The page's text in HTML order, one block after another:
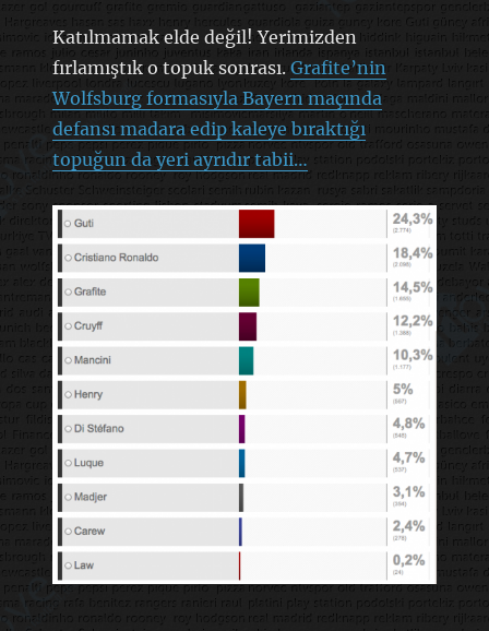
Katılmamak elde değil! Yerimizden
fırlamıştık o topuk sonrası. Grafite’nin
Wolfsburg formasıyla Bayern maçında
defansı madara edip kaleye bıraktığı
topuğun da yeri ayrıdır tabii…